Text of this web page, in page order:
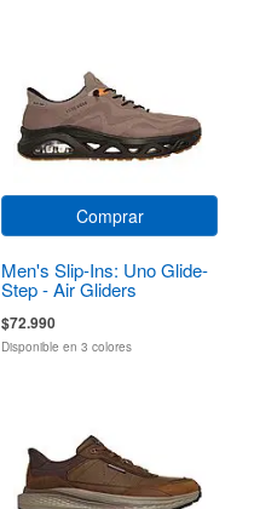
Comprar
Men's Slip-Ins: Uno Glide-
Step - Air Gliders
$72.990
Disponible en 3 colores